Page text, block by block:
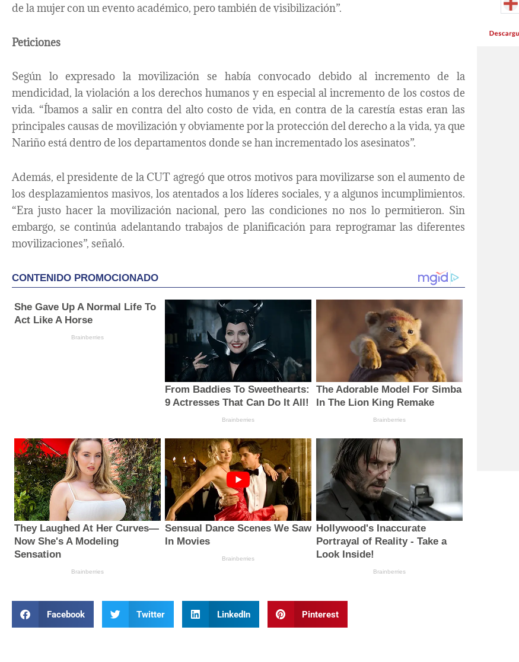
de la mujer con un evento académico, pero también de visibilización”.
Peticiones
Según lo expresado la movilización se había convocado debido al incremento de la
mendicidad, la violación a los derechos humanos y en especial al incremento de los costos de
vida. “Íbamos a salir en contra del alto costo de vida, en contra de la carestía estas eran las
principales causas de movilización y obviamente por la protección del derecho a la vida, ya que
Nariño está dentro de los departamentos donde se han incrementado los asesinatos”.
Además, el presidente de la CUT agregó que otros motivos para movilizarse son el aumento de
los desplazamientos masivos, los atentados a los líderes sociales, y a algunos incumplimientos.
“Era justo hacer la movilización nacional, pero las condiciones no nos lo permitieron. Sin
embargo, se continúa adelantando trabajos de planificación para reprogramar las diferentes
movilizaciones”, señaló.
Facebook Twitter LinkedIn Pinterest